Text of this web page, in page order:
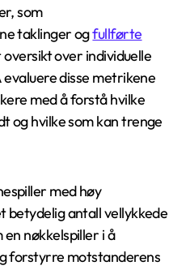
som
taklinger ogfullførte
over individuelle
evaluere disse metrikene
med å forstå hvilke
og hvilke som kan trenge
med høy
betydelig antall vellykkede
nøkkelspiller i å
forstyrre motstanderens